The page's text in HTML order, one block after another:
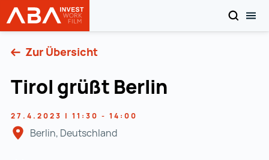
Startseite | INVEST in AUSTRIA
SUCHEN
Zur Übersicht
Tirol grüßt Berlin
27.4.2023 | 11:30 - 14:00
Berlin, Deutschland